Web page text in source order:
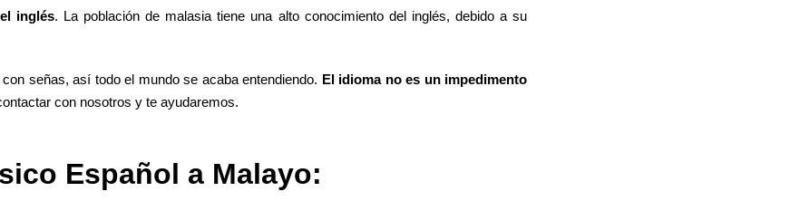
inglés. La población de malasia tiene una alto conocimiento del inglés, debido a su
señas, así todo el mundo se acaba entendiendo. El idioma no es un impedimento
con nosotros y te ayudaremos.
Español a Malayo: